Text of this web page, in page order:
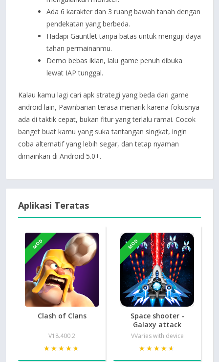
Ada 6 karakter dan 3 ruang bawah tanah dengan
pendekatan yang berbeda.
Hadapi Gauntlet tanpa batas untuk menguji daya
tahan permainanmu.
Demo bebas iklan, lalu game penuh dibuka
lewat IAP tunggal.
Kalau kamu lagi cari apk strategi yang beda dari game
android lain, Pawnbarian terasa menarik karena fokusnya
ada di taktik cepat, bukan fitur yang terlalu ramai. Cocok
banget buat kamu yang suka tantangan singkat, ingin
coba alternatif yang lebih segar, dan tetap nyaman
dimainkan di Android 5.0+.
Aplikasi Teratas
MOD
Clash of Clans
V18.400.2
★★★★★
★★★★★
MOD
Space shooter -
Galaxy attack
VVaries with device
★★★★★
★★★★★